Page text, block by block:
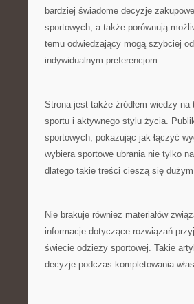
bardziej świadome decyzje
sportowych, a także porównują
temu odwiedzający mogą szybciej
indywidualnym preferencjom.
Strona jest także źródłem wiedzy
sportu i aktywnego stylu życia.
sportowych, pokazując jak łączyć
wybiera sportowe ubrania nie tylko
dlatego takie treści cieszą się
Nie brakuje również materiałów
informacje dotyczące rozwiązań
świecie odzieży sportowej. Takie
decyzje podczas kompletowania